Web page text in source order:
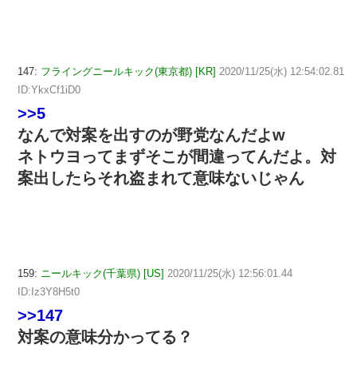
147: フライングニールキック(東京都) [KR] 2020/11/25(水) 12:54:02.81
ID:YkxCf1iD0
>>5
なんで対案を出すのが野党なんだよw
ネトウヨってまずそこが間違ってんだよ。対
案出したらそれ盗まれて意味ないじゃん
159: ニールキック(千葉県) [US] 2020/11/25(水) 12:56:01.44
ID:Iz3Y8H5t0
>>147
対案の意味分かってる？